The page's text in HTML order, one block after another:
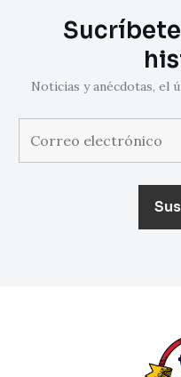
Noticias y anécdotas, el